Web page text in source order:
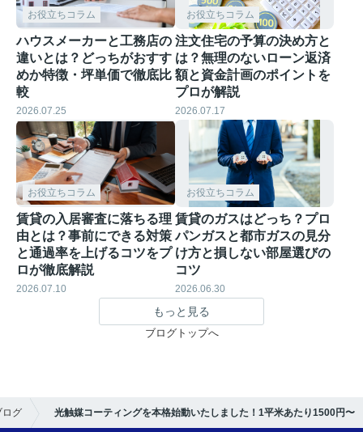
お役立ちコラム
ハウスメーカーと工務店の
違いとは？どっちがおすす
めか特徴・坪単価で徹底比
較
2026.07.25
お役立ちコラム
注文住宅の予算の決め方と
は？無理のないローン返済
額と資金計画のポイントを
プロが解説
2026.07.17
お役立ちコラム
賃貸の入居審査に落ちる理
由とは？事前にできる対策
と通過率を上げるコツをプ
ロが徹底解説
2026.07.10
お役立ちコラム
賃貸のガスはどっち？プロ
パンガスと都市ガスの見分
け方と損しない部屋選びの
コツ
2026.06.30
もっと見る
ブログトップへ
ログ 光触媒コーティングを本格始動いたしました！1平米あたり1500円〜